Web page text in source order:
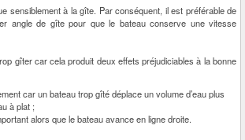
sensiblement à la gîte. Par conséquent, il est préférable de
angle de gîte pour que le bateau conserve une vitesse
gîter car cela produit deux effets préjudiciables à la bonne
car un bateau trop gîté déplace un volume d’eau plus
à plat ;
alors que le bateau avance en ligne droite.